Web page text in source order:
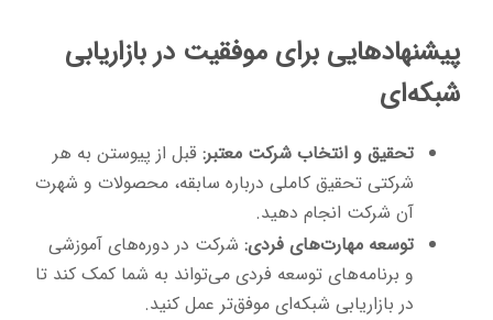
پیشنهادهایی برای موفقیت در بازاریابی
شبکه‌ای
تحقیق و انتخاب شرکت معتبر: قبل از پیوستن به هر
شرکتی تحقیق کاملی درباره سابقه، محصولات و شهرت
آن شرکت انجام دهید.
توسعه مهارت‌های فردی: شرکت در دوره‌های آموزشی
و برنامه‌های توسعه فردی می‌تواند به شما کمک کند تا
در بازاریابی شبکه‌ای موفق‌تر عمل کنید.